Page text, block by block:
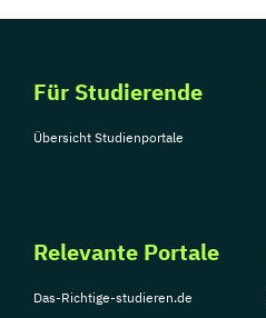
Für Studierende
Übersicht Studienportale
Relevante Portale
Das-Richtige-studieren.de